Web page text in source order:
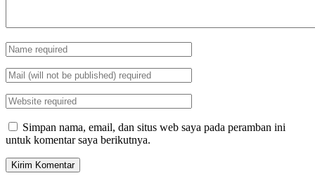
Simpan nama, email, dan situs web saya pada peramban ini
untuk komentar saya berikutnya.